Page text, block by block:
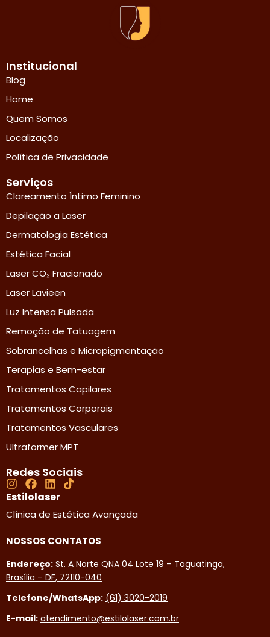
Institucional
Blog
Home
Quem Somos
Localização
Política de Privacidade
Serviços
Clareamento Íntimo Feminino
Depilação a Laser
Dermatologia Estética
Estética Facial
Laser CO₂ Fracionado
Laser Lavieen
Luz Intensa Pulsada
Remoção de Tatuagem
Sobrancelhas e Micropigmentação
Terapias e Bem-estar
Tratamentos Capilares
Tratamentos Corporais
Tratamentos Vasculares
Ultraformer MPT
Redes Sociais
Estilolaser
Clínica de Estética Avançada
NOSSOS CONTATOS
Endereço: St. A Norte QNA 04 Lote 19 – Taguatinga,
Brasília – DF, 72110-040
Telefone/WhatsApp: (61) 3020-2019
E-mail: atendimento@estilolaser.com.br